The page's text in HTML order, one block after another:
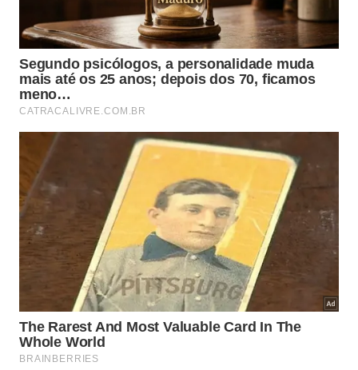
úmidas previne o apodrecimento precoce
das raízes da planta.
Esse cuidado simples garante folhas firmes,
eretas e com coloração verde vibrante por
mais tempo.
A adoção dessas técnicas tradicionais resulta em
uma exibição botânica muito mais duradoura.
Elaboramos uma seleção com as melhores dicas de
manejo para que você possa alcançar uma
excelente
composiçãointerna e garantir a
vitalidade das folhagens.